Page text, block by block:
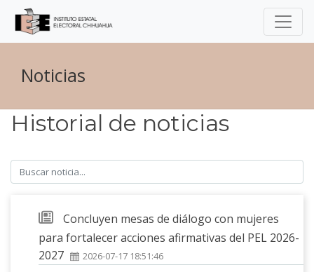
Noticias
Historial de noticias
Concluyen mesas de diálogo con mujeres
para fortalecer acciones afirmativas del PEL 2026-
2027
2026-07-17 18:51:46